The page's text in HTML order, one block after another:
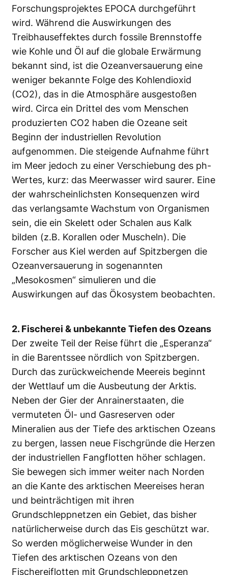
Forschungsprojektes EPOCA durchgeführt
wird. Während die Auswirkungen des
Treibhauseffektes durch fossile Brennstoffe
wie Kohle und Öl auf die globale Erwärmung
bekannt sind, ist die Ozeanversauerung eine
weniger bekannte Folge des Kohlendioxid
(CO2), das in die Atmosphäre ausgestoßen
wird. Circa ein Drittel des vom Menschen
produzierten CO2 haben die Ozeane seit
Beginn der industriellen Revolution
aufgenommen. Die steigende Aufnahme führt
im Meer jedoch zu einer Verschiebung des ph-
Wertes, kurz: das Meerwasser wird saurer. Eine
der wahrscheinlichsten Konsequenzen wird
das verlangsamte Wachstum von Organismen
sein, die ein Skelett oder Schalen aus Kalk
bilden (z.B. Korallen oder Muscheln). Die
Forscher aus Kiel werden auf Spitzbergen die
Ozeanversauerung in sogenannten
„Mesokosmen“ simulieren und die
Auswirkungen auf das Ökosystem beobachten.
2. Fischerei & unbekannte Tiefen des Ozeans
Der zweite Teil der Reise führt die „Esperanza“
in die Barentssee nördlich von Spitzbergen.
Durch das zurückweichende Meereis beginnt
der Wettlauf um die Ausbeutung der Arktis.
Neben der Gier der Anrainerstaaten, die
vermuteten Öl- und Gasreserven oder
Mineralien aus der Tiefe des arktischen Ozeans
zu bergen, lassen neue Fischgründe die Herzen
der industriellen Fangflotten höher schlagen.
Sie bewegen sich immer weiter nach Norden
an die Kante des arktischen Meereises heran
und beinträchtigen mit ihren
Grundschleppnetzen ein Gebiet, das bisher
natürlicherweise durch das Eis geschützt war.
So werden möglicherweise Wunder in den
Tiefen des arktischen Ozeans von den
Fischereiflotten mit Grundschleppnetzen